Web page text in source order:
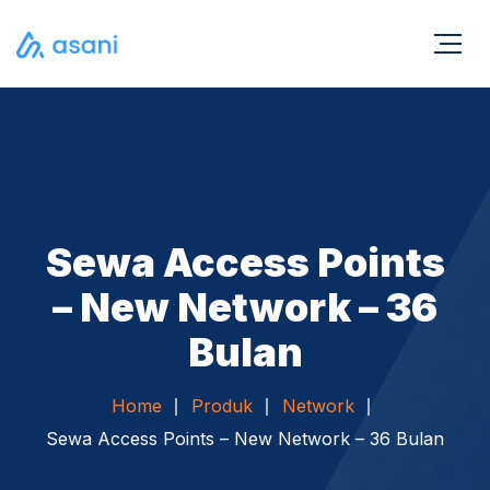
Sewa Access Points
– New Network – 36
Bulan
Home Produk
Network
Sewa Access Points – New Network – 36 Bulan